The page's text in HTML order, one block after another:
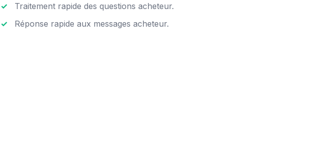
✓
Traitement rapide des questions acheteur.
✓
Réponse rapide aux messages acheteur.